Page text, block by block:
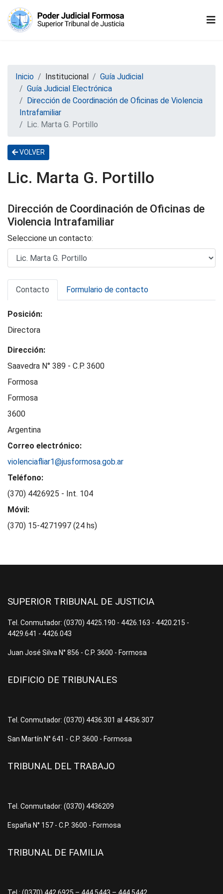
Inicio Institucional
Guía Judicial
Guía Judicial Electrónica
Dirección de Coordinación de Oficinas de Violencia
Intrafamiliar
Lic. Marta G. Portillo
VOLVER
Lic. Marta G. Portillo
Dirección de Coordinación de Oficinas de
Violencia Intrafamiliar
Seleccione un contacto:
Contacto Formulario de contacto
Posición:
Directora
Dirección:
Saavedra N° 389 - C.P. 3600
Formosa
Formosa
3600
Argentina
Correo electrónico:
violenciafliar1@jusformosa.gob.ar
Teléfono:
(370) 4426925 - Int. 104
Móvil:
(370) 15-4271997 (24 hs)
SUPERIOR TRIBUNAL DE JUSTICIA
Tel. Conmutador: (0370) 4425.190 - 4426.163 - 4420.215 -
4429.641 - 4426.043
Juan José Silva N° 856 - C.P. 3600 - Formosa
EDIFICIO DE TRIBUNALES
Tel. Conmutador: (0370) 4436.301 al 4436.307
San Martín N° 641 - C.P. 3600 - Formosa
TRIBUNAL DEL TRABAJO
Tel. Conmutador: (0370) 4436209
España N° 157 - C.P. 3600 - Formosa
TRIBUNAL DE FAMILIA